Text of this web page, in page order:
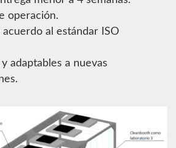
operación.
acuerdo al estándar ISO
adaptables a nuevas